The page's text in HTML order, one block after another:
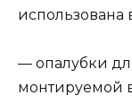
использована
— опалубки
монтируемой